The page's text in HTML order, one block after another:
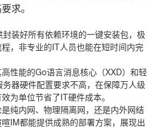
求。
封装好所有依赖环境的一键安装包，极
，非专业的IT人员也能在短时间内完
性能的Go语言消息核心（XXD）和轻
器硬件配置要求不高，在保障万人级
为单位节省了IT硬件成本。
是纯内网、物理隔离网，还是内外网结
IM都能提供成熟的部署方案，展现出